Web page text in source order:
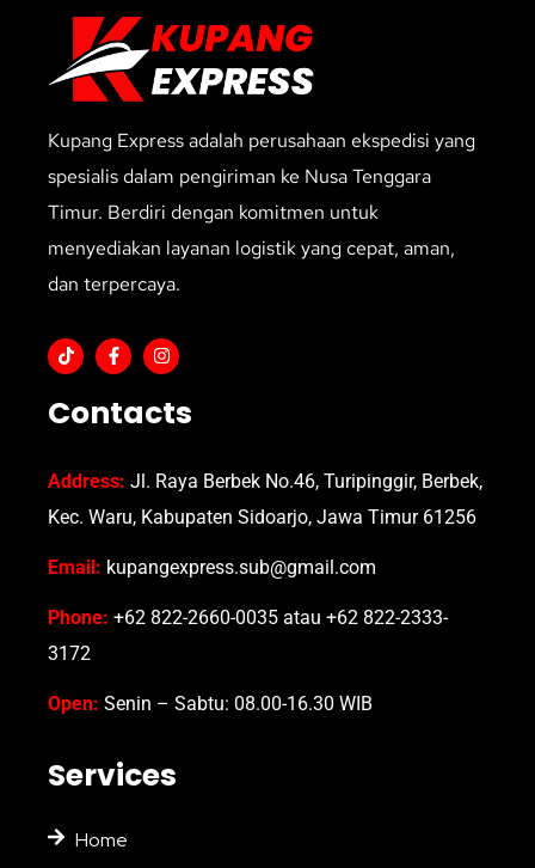
Kupang Express adalah perusahaan ekspedisi yang
spesialis dalam pengiriman ke Nusa Tenggara
Timur. Berdiri dengan komitmen untuk
menyediakan layanan logistik yang cepat, aman,
dan terpercaya.
Contacts
Address: Jl. Raya Berbek No.46, Turipinggir, Berbek,
Kec. Waru, Kabupaten Sidoarjo, Jawa Timur 61256
Email: kupangexpress.sub@gmail.com
Phone: +62 822-2660-0035 atau +62 822-2333-
3172
Open: Senin – Sabtu: 08.00-16.30 WIB
Services
Home